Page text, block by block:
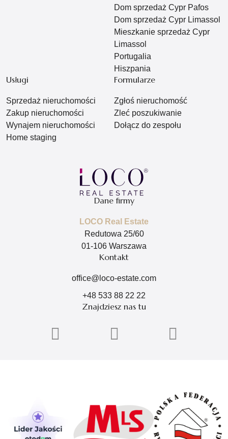
Dom sprzedaż Cypr Pafos
Dom sprzedaż Cypr Limassol
Mieszkanie sprzedaż Cypr
Limassol
Portugalia
Hiszpania
Usługi
Sprzedaż nieruchomości
Zakup nieruchomości
Wynajem nieruchomości
Home staging
Formularze
Zgłoś nieruchomość
Zleć poszukiwanie
Dołącz do zespołu
Dane firmy
LOCO Real Estate
Redutowa 25/60
01-106 Warszawa
Kontakt
office@loco-estate.com
+48 533 88 22 22
Znajdziesz nas tu